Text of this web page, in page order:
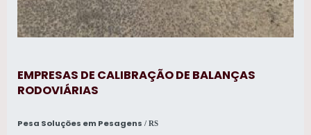
EMPRESAS DE CALIBRAÇÃO DE BALANÇAS
RODOVIÁRIAS
Pesa Soluções em Pesagens / RS